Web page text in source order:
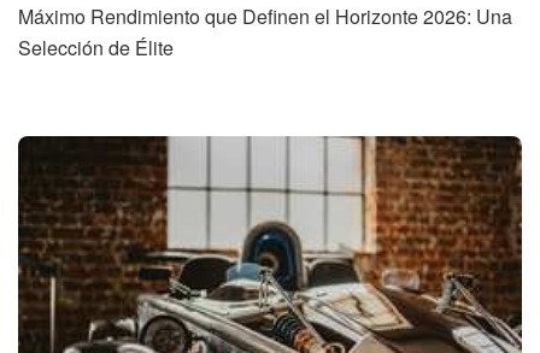
Máximo Rendimiento que Definen el Horizonte 2026: Una
Selección de Élite